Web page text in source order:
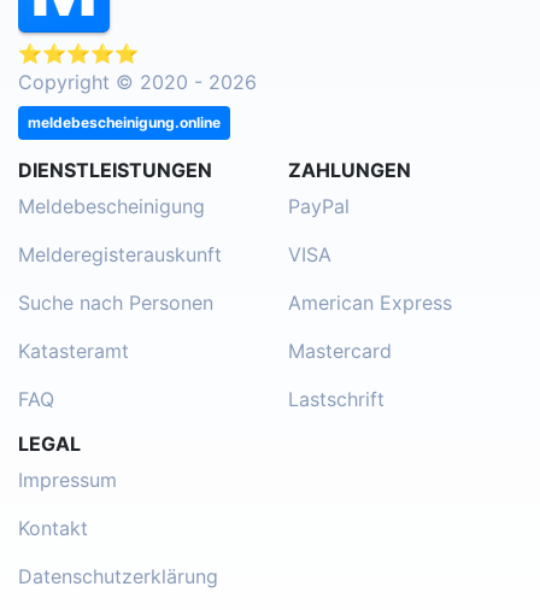
⭐⭐⭐⭐⭐
Copyright © 2020 - 2026
meldebescheinigung.online
DIENSTLEISTUNGEN
Meldebescheinigung
Melderegisterauskunft
Suche nach Personen
Katasteramt
FAQ
ZAHLUNGEN
PayPal
VISA
American Express
Mastercard
Lastschrift
LEGAL
Impressum
Kontakt
Datenschutzerklärung